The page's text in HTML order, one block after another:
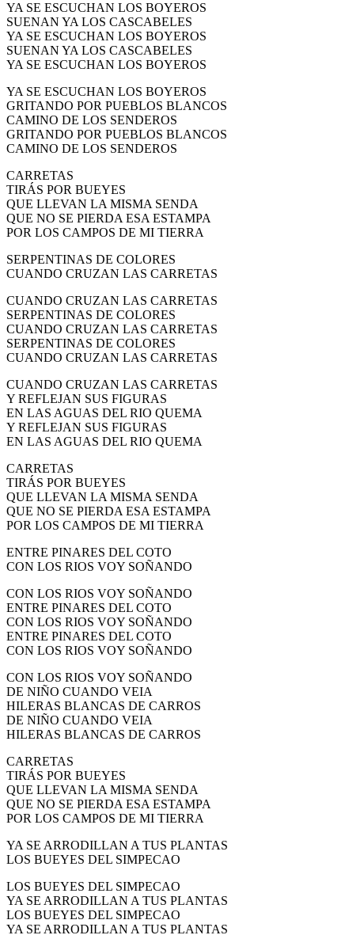
YA SE ESCUCHAN LOS BOYEROS
SUENAN YA LOS CASCABELES
YA SE ESCUCHAN LOS BOYEROS
SUENAN YA LOS CASCABELES
YA SE ESCUCHAN LOS BOYEROS
YA SE ESCUCHAN LOS BOYEROS
GRITANDO POR PUEBLOS BLANCOS
CAMINO DE LOS SENDEROS
GRITANDO POR PUEBLOS BLANCOS
CAMINO DE LOS SENDEROS
CARRETAS
TIRÁS POR BUEYES
QUE LLEVAN LA MISMA SENDA
QUE NO SE PIERDA ESA ESTAMPA
POR LOS CAMPOS DE MI TIERRA
SERPENTINAS DE COLORES
CUANDO CRUZAN LAS CARRETAS
CUANDO CRUZAN LAS CARRETAS
SERPENTINAS DE COLORES
CUANDO CRUZAN LAS CARRETAS
SERPENTINAS DE COLORES
CUANDO CRUZAN LAS CARRETAS
CUANDO CRUZAN LAS CARRETAS
Y REFLEJAN SUS FIGURAS
EN LAS AGUAS DEL RIO QUEMA
Y REFLEJAN SUS FIGURAS
EN LAS AGUAS DEL RIO QUEMA
CARRETAS
TIRÁS POR BUEYES
QUE LLEVAN LA MISMA SENDA
QUE NO SE PIERDA ESA ESTAMPA
POR LOS CAMPOS DE MI TIERRA
ENTRE PINARES DEL COTO
CON LOS RIOS VOY SOÑANDO
CON LOS RIOS VOY SOÑANDO
ENTRE PINARES DEL COTO
CON LOS RIOS VOY SOÑANDO
ENTRE PINARES DEL COTO
CON LOS RIOS VOY SOÑANDO
CON LOS RIOS VOY SOÑANDO
DE NIÑO CUANDO VEIA
HILERAS BLANCAS DE CARROS
DE NIÑO CUANDO VEIA
HILERAS BLANCAS DE CARROS
CARRETAS
TIRÁS POR BUEYES
QUE LLEVAN LA MISMA SENDA
QUE NO SE PIERDA ESA ESTAMPA
POR LOS CAMPOS DE MI TIERRA
YA SE ARRODILLAN A TUS PLANTAS
LOS BUEYES DEL SIMPECAO
LOS BUEYES DEL SIMPECAO
YA SE ARRODILLAN A TUS PLANTAS
LOS BUEYES DEL SIMPECAO
YA SE ARRODILLAN A TUS PLANTAS